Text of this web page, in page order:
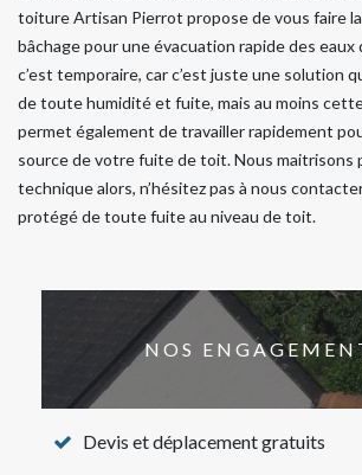
toiture Artisan Pierrot propose de vous faire
bâchage pour une évacuation rapide des eaux
c’est temporaire, car c’est juste une solution
de toute humidité et fuite, mais au moins
permet également de travailler rapidement
source de votre fuite de toit. Nous
technique alors, n’hésitez pas à nous
protégé de toute fuite au niveau de toit.
NOS
Devis et déplacement gratuits